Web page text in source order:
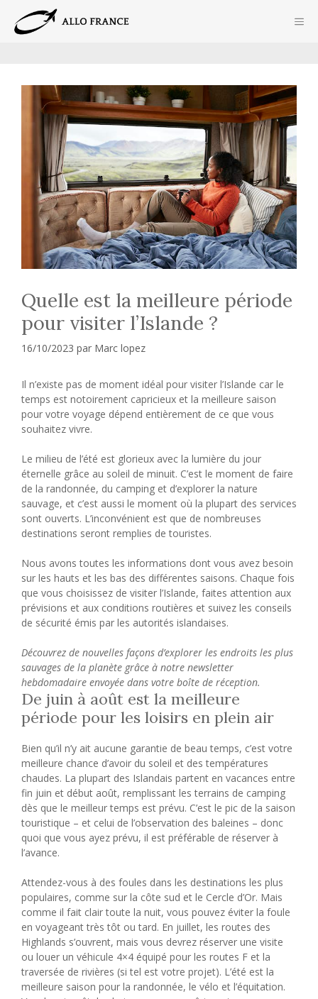
contenu
Quelle est la meilleure période
pour visiter l’Islande ?
16/10/2023 par Marc lopez
Il n’existe pas de moment idéal pour visiter l’Islande car le
temps est notoirement capricieux et la meilleure saison
pour votre voyage dépend entièrement de ce que vous
souhaitez vivre.
Le milieu de l’été est glorieux avec la lumière du jour
éternelle grâce au soleil de minuit. C’est le moment de faire
de la randonnée, du camping et d’explorer la nature
sauvage, et c’est aussi le moment où la plupart des services
sont ouverts. L’inconvénient est que de nombreuses
destinations seront remplies de touristes.
Nous avons toutes les informations dont vous avez besoin
sur les hauts et les bas des différentes saisons. Chaque fois
que vous choisissez de visiter l’Islande, faites attention aux
prévisions et aux conditions routières et suivez les conseils
de sécurité émis par les autorités islandaises.
Découvrez de nouvelles façons d’explorer les endroits les plus
sauvages de la planète grâce à notre newsletter
hebdomadaire envoyée dans votre boîte de réception.
De juin à août est la meilleure
période pour les loisirs en plein air
Bien qu’il n’y ait aucune garantie de beau temps, c’est votre
meilleure chance d’avoir du soleil et des températures
chaudes. La plupart des Islandais partent en vacances entre
fin juin et début août, remplissant les terrains de camping
dès que le meilleur temps est prévu. C’est le pic de la saison
touristique – et celui de l’observation des baleines – donc
quoi que vous ayez prévu, il est préférable de réserver à
l’avance.
Attendez-vous à des foules dans les destinations les plus
populaires, comme sur la côte sud et le Cercle d’Or. Mais
comme il fait clair toute la nuit, vous pouvez éviter la foule
en voyageant très tôt ou tard. En juillet, les routes des
Highlands s’ouvrent, mais vous devrez réserver une visite
ou louer un véhicule 4×4 équipé pour les routes F et la
traversée de rivières (si tel est votre projet). L’été est la
meilleure saison pour la randonnée, le vélo et l’équitation.